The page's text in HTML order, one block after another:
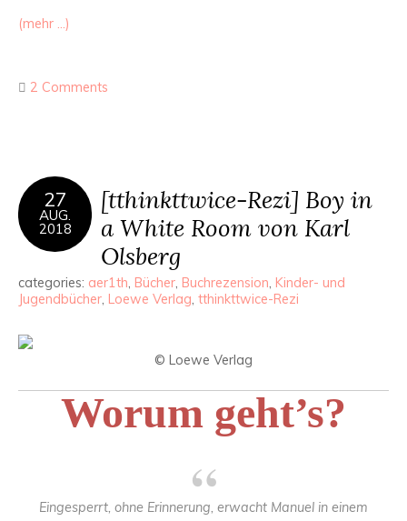
(mehr …)
2 Comments
27
AUG.
2018
[tthinkttwice-Rezi] Boy in
a White Room von Karl
Olsberg
categories: aer1th, Bücher, Buchrezension, Kinder- und
Jugendbücher, Loewe Verlag, tthinkttwice-Rezi
© Loewe Verlag
Worum geht’s?
Eingesperrt, ohne Erinnerung, erwacht Manuel in einem